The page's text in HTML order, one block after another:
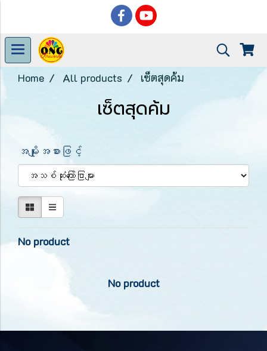
Home All products เซ็ตสุดค้ม
เซ็ตสุดค้ม
အမျိုးအစားဖြင့်
No product
No product